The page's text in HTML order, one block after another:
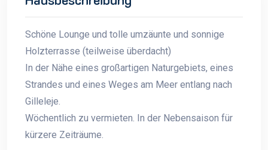
Schöne Lounge und tolle umzäunte und sonnige
Holzterrasse (teilweise überdacht)
In der Nähe eines großartigen Naturgebiets, eines
Strandes und eines Weges am Meer entlang nach
Gilleleje.
Wöchentlich zu vermieten. In der Nebensaison für
kürzere Zeiträume.